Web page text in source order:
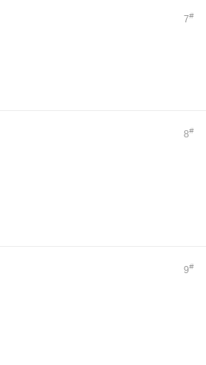
7#
8#
9#